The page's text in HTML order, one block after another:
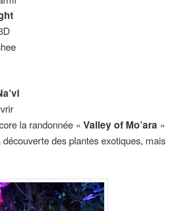
la randonnée « Valley of Mo’ara »
des plantes exotiques, mais